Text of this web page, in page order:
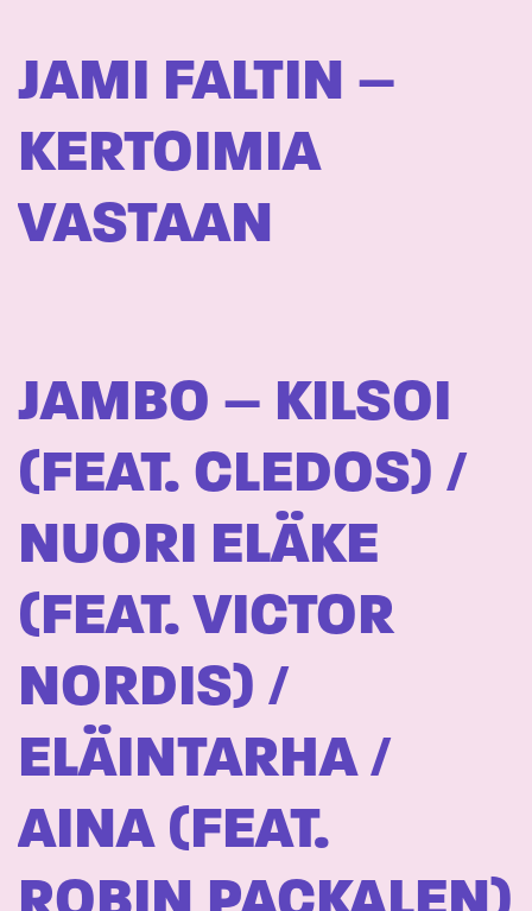
JAMI FALTIN –
KERTOIMIA
VASTAAN
JAMBO – KILSOI
(FEAT. CLEDOS) /
NUORI ELÄKE
(FEAT. VICTOR
NORDIS) /
ELÄINTARHA /
AINA (FEAT.